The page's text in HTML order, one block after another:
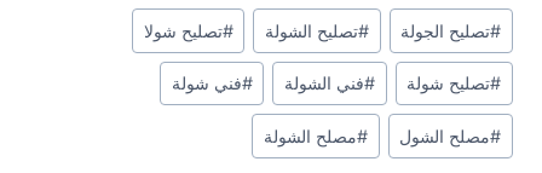
وسوم
المقال:
#تصليح الجولة #تصليح الشولة #تصليح شولا
#تصليح شولة #فني الشولة #فني شولة
#مصلح الشول #مصلح الشولة